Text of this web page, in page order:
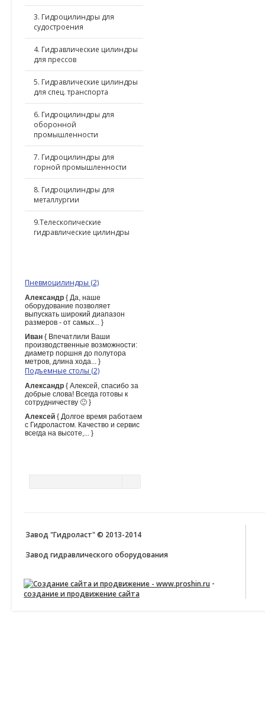
3. Гидроцилиндры для
судостроения
4. Гидравлические цилиндры
для прессов
5. Гидравлические цилиндры
для спец. транспорта
6. Гидроцилиндры для
оборонной
промышленности
7. Гидроцилиндры для
горной промышленности
8. Гидроцилиндры для
металлургии
9.Телескопические
гидравлические цилиндры
Пневмоцилиндры (2)
Александр { Да, наше
оборудование позволяет
выпускать широкий диапазон
размеров - от самых... }
Иван { Впечатлили Ваши
производственные возможности:
диаметр поршня до полутора
метров, длина хода... }
Подъемные столы (2)
Александр { Алексей, спасибо за
добрые слова! Всегда готовы к
сотрудничеству 🙂 }
Алексей { Долгое время работаем
с Гидроластом. Качество и сервис
всегда на высоте,... }
Завод "Гидроласт" © 2013-2014
Завод гидравлического оборудования
-
создание и продвижение сайта